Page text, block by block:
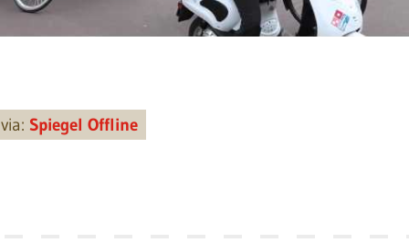
via: Spiegel Offline